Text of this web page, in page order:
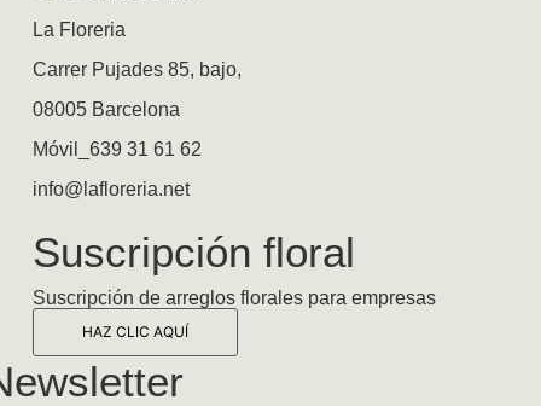
La Floreria
Carrer Pujades 85, bajo,
08005 Barcelona
Móvil_639 31 61 62
info@lafloreria.net
Suscripción floral
Suscripción de arreglos florales para empresas
HAZ CLIC AQUÍ